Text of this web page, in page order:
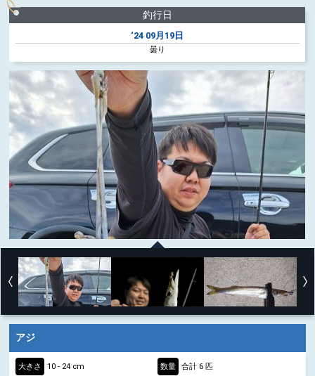
釣行日
‘24 09月19日
曇り
アジ
大きさ 10 - 24 cm 数量 合計 6 匹